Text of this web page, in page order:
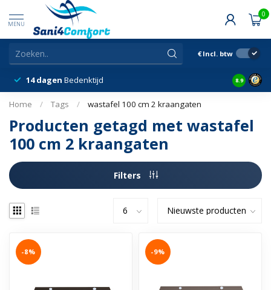
MENU
0
€ Incl. btw
14 dagen Bedenktijd Snelle
8.9
Home / Tags / wastafel 100 cm 2 kraangaten
Producten getagd met wastafel
100 cm 2 kraangaten
Filters
-8% -9%